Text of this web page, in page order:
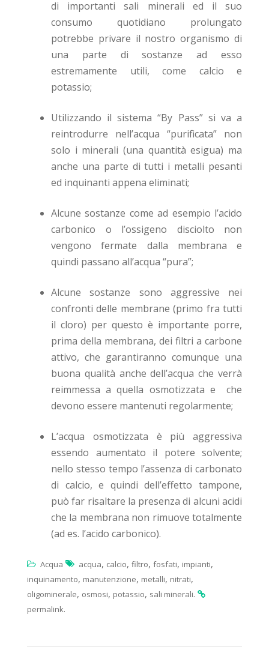
di importanti sali minerali ed il suo
consumo quotidiano prolungato
potrebbe privare il nostro organismo di
una parte di sostanze ad esso
estremamente utili, come calcio e
potassio;
Utilizzando il sistema “By Pass” si va a
reintrodurre nell’acqua “purificata” non
solo i minerali (una quantità esigua) ma
anche una parte di tutti i metalli pesanti
ed inquinanti appena eliminati;
Alcune sostanze come ad esempio l’acido
carbonico o l’ossigeno disciolto non
vengono fermate dalla membrana e
quindi passano all’acqua “pura”;
Alcune sostanze sono aggressive nei
confronti delle membrane (primo fra tutti
il cloro) per questo è importante porre,
prima della membrana, dei filtri a carbone
attivo, che garantiranno comunque una
buona qualità anche dell’acqua che verrà
reimmessa a quella osmotizzata e che
devono essere mantenuti regolarmente;
L’acqua osmotizzata è più aggressiva
essendo aumentato il potere solvente;
nello stesso tempo l’assenza di carbonato
di calcio, e quindi dell’effetto tampone,
può far risaltare la presenza di alcuni acidi
che la membrana non rimuove totalmente
(ad es. l’acido carbonico).
Acqua acqua, calcio, filtro, fosfati, impianti,
inquinamento, manutenzione, metalli, nitrati,
oligominerale, osmosi, potassio, sali minerali.
permalink.